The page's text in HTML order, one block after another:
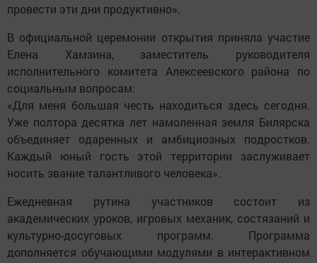
провести эти дни продуктивно».
В официальной церемонии открытия приняла участие
Елена Хамзина, заместитель руководителя
исполнительного комитета Алексеевского района по
социальным вопросам:
«Для меня большая честь находиться здесь сегодня.
Уже полтора десятка лет намоленная земля Билярска
объединяет одаренных и амбициозных подростков.
Каждый юный гость этой территории заслуживает
носить звание талантливого человека».
Ежедневная рутина участников состоит из
академических уроков, игровых механик, состязаний и
культурно-досуговых программ. Программа
дополняется обучающими модулями в интерактивном